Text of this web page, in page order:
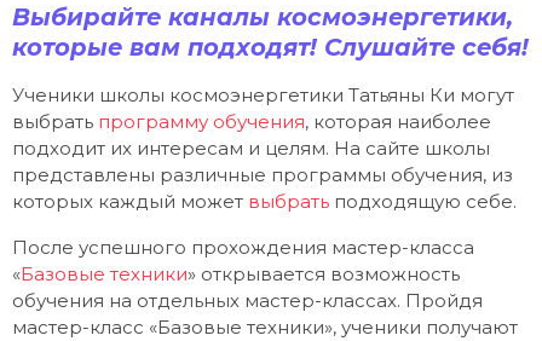
Выбирайте каналы космоэнергетики,
которые вам подходят! Слушайте себя!
Ученики школы космоэнергетики Татьяны Ки могут
выбрать программу обучения, которая наиболее
подходит их интересам и целям. На сайте школы
представлены различные программы обучения, из
которых каждый может выбрать подходящую себе.
После успешного прохождения мастер-класса
«Базовые техники» открывается возможность
обучения на отдельных мастер-классах. Пройдя
мастер-класс «Базовые техники», ученики получают